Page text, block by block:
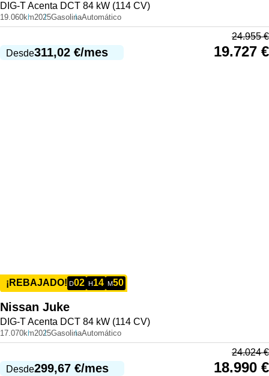
DIG-T Acenta DCT 84 kW (114 CV)
19.060km2025GasolinaAutomático
Desde311,02 €/mes
24.955€
19.727 €
¡REBAJADO! D02 H14 M50
Nissan Juke
DIG-T Acenta DCT 84 kW (114 CV)
17.070km2025GasolinaAutomático
Desde299,67 €/mes
24.024€
18.990 €